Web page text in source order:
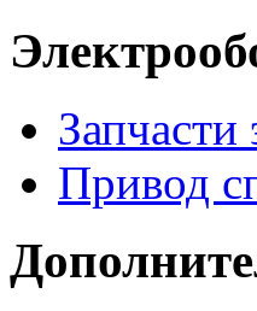
Запчасти
Привод